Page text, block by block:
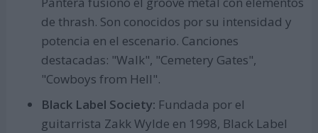
de thrash. Son conocidos por su intensidad y
potencia en el escenario. Canciones
destacadas: "Walk", "Cemetery Gates",
"Cowboys from Hell".
Black Label Society: Fundada por el
guitarrista Zakk Wylde en 1998, Black Label